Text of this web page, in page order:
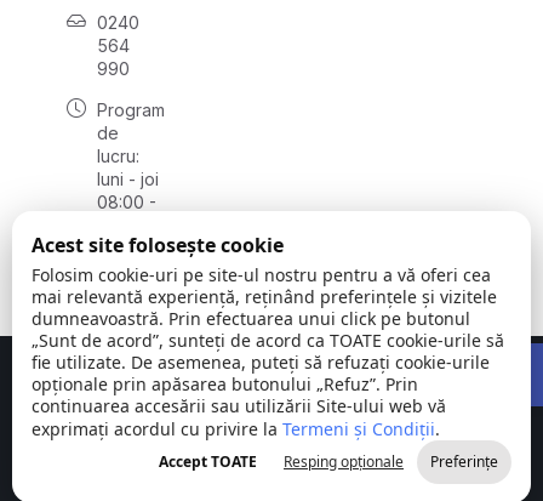
0240
564
990
Program
de
lucru:
luni - joi
08:00 -
vineri
08:00 -
14:00
Comuna
Stejaru |
județul Tulcea
©
2026
Toate
drepturile
rezervate
Concept realizat deBig Media Relații Publice SRL
Acest site folosește cookie
Folosim cookie-uri pe site-ul nostru pentru a vă oferi cea
mai relevantă experiență, reținând preferințele și vizitele
dumneavoastră. Prin efectuarea unui click pe butonul
„Sunt de acord”, sunteți de acord ca TOATE cookie-urile să
fie utilizate. De asemenea, puteți să refuzați cookie-urile
opționale prin apăsarea butonului „Refuz”. Prin
continuarea accesării sau utilizării Site-ului web vă
exprimați acordul cu privire la Termeni și Condiții.
Accept TOATE Resping opționale Preferințe